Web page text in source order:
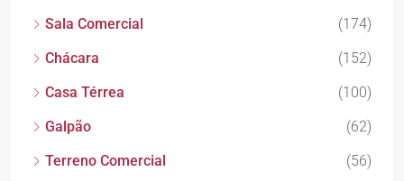
Sala Comercial
(174)
Chácara
(152)
Casa Térrea
(100)
Galpão
(62)
Terreno Comercial
(56)